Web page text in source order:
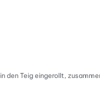
den Teig eingerollt,